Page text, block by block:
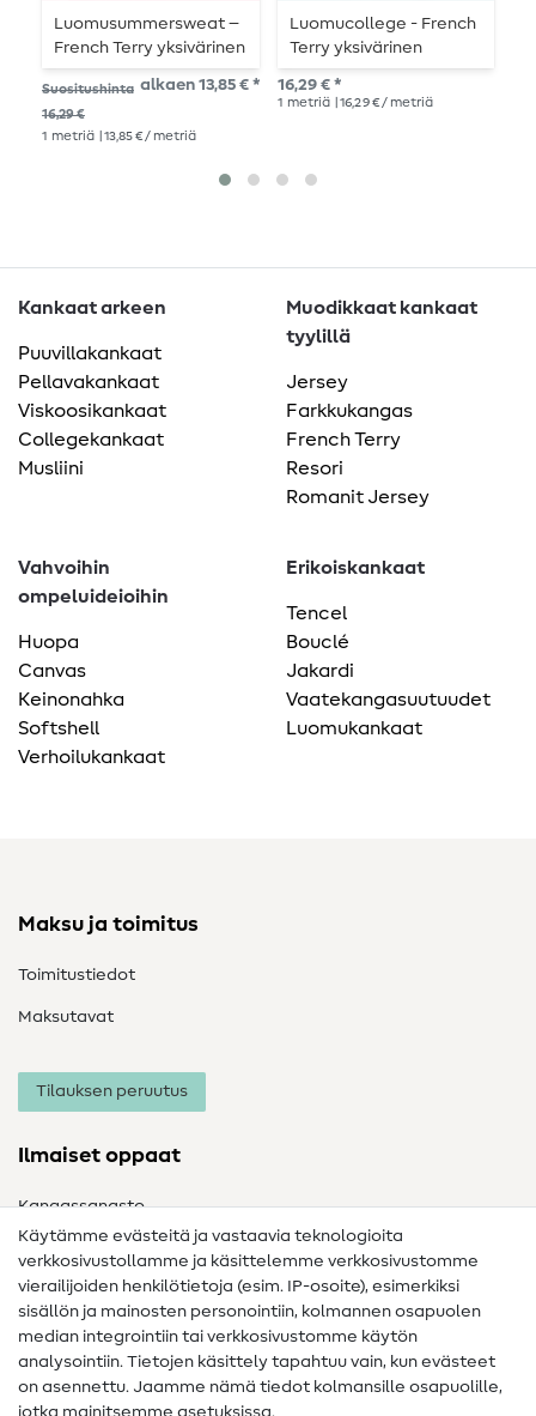
Luomusummersweat –
French Terry yksivärinen
fuksia 033
Suositushinta
16,29 €
alkaen 13,85 € *
1 metriä | 13,85 € / metriä
Luomucollege - French
Terry yksivärinen
petrooli 012
16,29 € *
1 metriä | 16,29 € / metriä
Kankaat arkeen
Puuvillakankaat
Pellavakankaat
Viskoosikankaat
Collegekankaat
Musliini
Muodikkaat kankaat
tyylillä
Jersey
Farkkukangas
French Terry
Resori
Romanit Jersey
Vahvoihin
ompeluideioihin
Huopa
Canvas
Keinonahka
Softshell
Verhoilukankaat
Erikoiskankaat
Tencel
Bouclé
Jakardi
Vaatekangasuutuudet
Luomukankaat
Maksu ja toimitus
Toimitustiedot
Maksutavat
Tilauksen peruutus
Ilmaiset oppaat
Kangassanasto
Ompelusanasto
Ompeluohjeet
Apua ja yhteystiedot
Yhteystiedot
Käytämme evästeitä ja vastaavia teknologioita
verkkosivustollamme ja käsittelemme verkkosivustomme
vierailijoiden henkilötietoja (esim. IP-osoite), esimerkiksi
sisällön ja mainosten personointiin, kolmannen osapuolen
median integrointiin tai verkkosivustomme käytön
analysointiin. Tietojen käsittely tapahtuu vain, kun evästeet
on asennettu. Jaamme nämä tiedot kolmansille osapuolille,
jotka mainitsemme asetuksissa.